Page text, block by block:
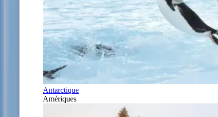
Antarctique
Amériques